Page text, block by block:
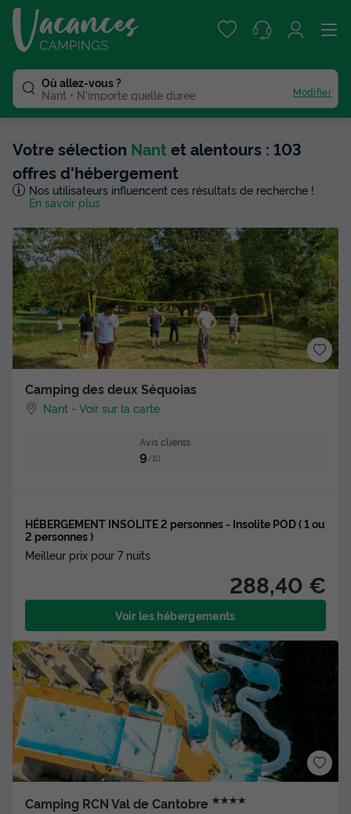
Où allez-vous ?
Nant
N'importe quelle duree Modifier
Votre sélection Nantet alentours : 103
offres d'hébergement
Nos utilisateurs influencent ces résultats de recherche !
En savoir plus
Camping des deux Séquoias
Nant -Voir sur la carte
Avis clients
9/10
HÉBERGEMENT INSOLITE 2 personnes - Insolite POD ( 1 ou
2 personnes )
Meilleur prix pour 7 nuits
288,40 €
Voir les hébergements
Camping RCN Val de Cantobre ★★★★